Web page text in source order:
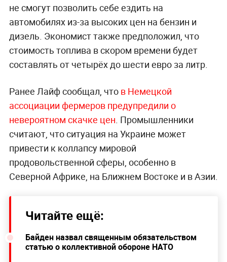
не смогут позволить себе ездить на
автомобилях из-за высоких цен на бензин и
дизель. Экономист также предположил, что
стоимость топлива в скором времени будет
составлять от четырёх до шести евро за литр.
Ранее Лайф сообщал, что в Немецкой
ассоциации фермеров предупредили о
невероятном скачке цен. Промышленники
считают, что ситуация на Украине может
привести к коллапсу мировой
продовольственной сферы, особенно в
Северной Африке, на Ближнем Востоке и в Азии.
Читайте ещё:
Байден назвал священным обязательством
статью о коллективной обороне НАТО